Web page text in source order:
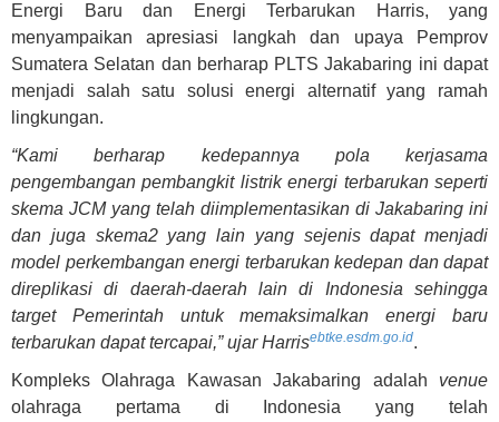
Energi Baru dan Energi Terbarukan Harris, yang
menyampaikan apresiasi langkah dan upaya Pemprov
Sumatera Selatan dan berharap PLTS Jakabaring ini dapat
menjadi salah satu solusi energi alternatif yang ramah
lingkungan.
“Kami berharap kedepannya pola kerjasama
pengembangan pembangkit listrik energi terbarukan seperti
skema JCM yang telah diimplementasikan di Jakabaring ini
dan juga skema2 yang lain yang sejenis dapat menjadi
model perkembangan energi terbarukan kedepan dan dapat
direplikasi di daerah-daerah lain di Indonesia sehingga
target Pemerintah untuk memaksimalkan energi baru
terbarukan dapat tercapai,” ujar Harrisebtke.esdm.go.id.
Kompleks Olahraga Kawasan Jakabaring adalah venue
olahraga pertama di Indonesia yang telah